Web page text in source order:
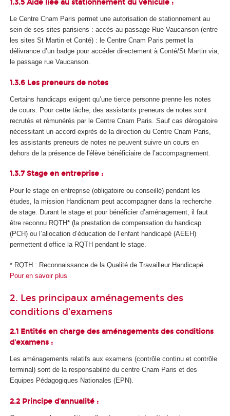
1.3.5 Aide liée au stationnement du véhicule :
Le Centre Cnam Paris permet une autorisation de stationnement au
sein de ses sites parisiens : accès au passage Rue Vaucanson (entre
les sites St Martin et Conté) : le Centre Cnam Paris permet la
délivrance d’un badge pour accéder directement à Conté/St Martin via,
le passage rue Vaucanson.
1.3.6 Les preneurs de notes
Certains handicaps exigent qu’une tierce personne prenne les notes
de cours. Pour cette tâche, des assistants preneurs de notes sont
recrutés et rémunérés par le Centre Cnam Paris. Sauf cas dérogatoire
nécessitant un accord exprès de la direction du Centre Cnam Paris,
les assistants preneurs de notes ne peuvent suivre un cours en
dehors de la présence de l'élève bénéficiaire de l’accompagnement.
1.3.7 Stage en entreprise :
Pour le stage en entreprise (obligatoire ou conseillé) pendant les
études, la mission Handicnam peut accompagner dans la recherche
de stage. Durant le stage et pour bénéficier d’aménagement, il faut
être reconnu RQTH* (la prestation de compensation du handicap
(PCH) ou l’allocation d’éducation de l’enfant handicapé (AEEH)
permettent d’office la RQTH pendant le stage.
* RQTH : Reconnaissance de la Qualité de Travailleur Handicapé.
Pour en savoir plus
2. Les principaux aménagements des
conditions d'examens
2.1 Entités en charge des aménagements des conditions
d'examens :
Les aménagements relatifs aux examens (contrôle continu et contrôle
terminal) sont de la responsabilité du centre Cnam Paris et des
Equipes Pédagogiques Nationales (EPN).
2.2 Principe d'annualité :